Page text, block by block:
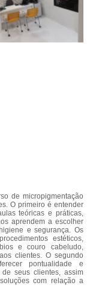
de micropigmentação
O primeiro é entender
teóricas e práticas,
aprendem a escolher
e segurança. Os
estéticos,
e couro cabeludo,
clientes. O segundo
pontualidade e
seus clientes, assim
com relação a